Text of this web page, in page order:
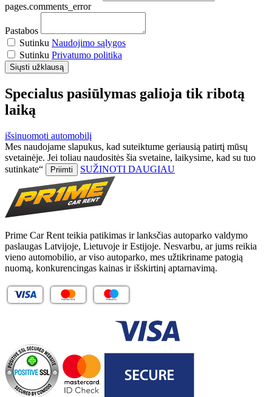
pages.comments_error
Pastabos
Sutinku Naudojimo sąlygos
Sutinku Privatumo politika
Specialus pasiūlymas galioja tik ribotą
laiką
išsinuomoti automobilį
Mes naudojame slapukus, kad suteiktume geriausią patirtį mūsų
svetainėje. Jei toliau naudositės šia svetaine, laikysime, kad su tuo
sutinkate“
Priimti SUŽINOTI DAUGIAU
Prime Car Rent teikia patikimas ir lanksčias autoparko valdymo
paslaugas Latvijoje, Lietuvoje ir Estijoje. Nesvarbu, ar jums reikia
vieno automobilio, ar viso autoparko, mes užtikriname patogią
nuomą, konkurencingas kainas ir išskirtinį aptarnavimą.